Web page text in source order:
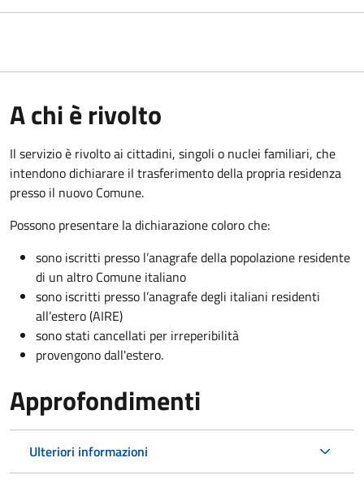
A chi è rivolto
Il servizio è rivolto ai cittadini, singoli o nuclei familiari, che
intendono dichiarare il trasferimento della propria residenza
presso il nuovo Comune.
Possono presentare la dichiarazione coloroche:
sono iscritti presso l’anagrafe della popolazione residente
di un altro Comune italiano
sono iscritti presso l’anagrafe degli italiani residenti
all’estero (AIRE)
sono stati cancellati per irreperibilità
provengono dall'estero.
Approfondimenti
Ulteriori informazioni